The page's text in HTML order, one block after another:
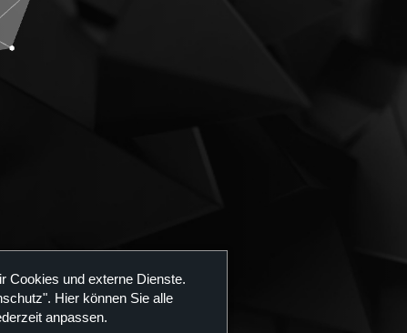
Cookies und externe Dienste.
Hier können Sie alle
anpassen.